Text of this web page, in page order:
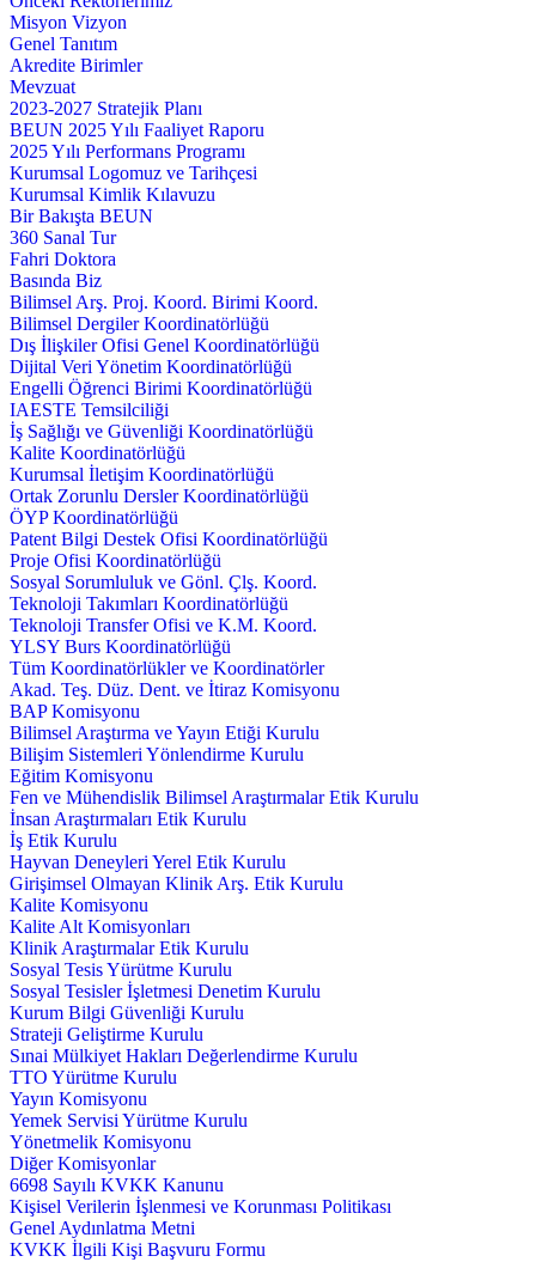
Misyon Vizyon
Genel Tanıtım
Akredite Birimler
Mevzuat
2023-2027 Stratejik Planı
BEUN 2025 Yılı Faaliyet Raporu
2025 Yılı Performans Programı
Kurumsal Logomuz ve Tarihçesi
Kurumsal Kimlik Kılavuzu
Bir Bakışta BEUN
360 Sanal Tur
Fahri Doktora
Basında Biz
Bilimsel Arş. Proj. Koord. Birimi Koord.
Bilimsel Dergiler Koordinatörlüğü
Dış İlişkiler Ofisi Genel Koordinatörlüğü
Dijital Veri Yönetim Koordinatörlüğü
Engelli Öğrenci Birimi Koordinatörlüğü
IAESTE Temsilciliği
İş Sağlığı ve Güvenliği Koordinatörlüğü
Kalite Koordinatörlüğü
Kurumsal İletişim Koordinatörlüğü
Ortak Zorunlu Dersler Koordinatörlüğü
ÖYP Koordinatörlüğü
Patent Bilgi Destek Ofisi Koordinatörlüğü
Proje Ofisi Koordinatörlüğü
Sosyal Sorumluluk ve Gönl. Çlş. Koord.
Teknoloji Takımları Koordinatörlüğü
Teknoloji Transfer Ofisi ve K.M. Koord.
YLSY Burs Koordinatörlüğü
Tüm Koordinatörlükler ve Koordinatörler
Akad. Teş. Düz. Dent. ve İtiraz Komisyonu
BAP Komisyonu
Bilimsel Araştırma ve Yayın Etiği Kurulu
Bilişim Sistemleri Yönlendirme Kurulu
Eğitim Komisyonu
Fen ve Mühendislik Bilimsel Araştırmalar Etik Kurulu
İnsan Araştırmaları Etik Kurulu
İş Etik Kurulu
Hayvan Deneyleri Yerel Etik Kurulu
Girişimsel Olmayan Klinik Arş. Etik Kurulu
Kalite Komisyonu
Kalite Alt Komisyonları
Klinik Araştırmalar Etik Kurulu
Sosyal Tesis Yürütme Kurulu
Sosyal Tesisler İşletmesi Denetim Kurulu
Kurum Bilgi Güvenliği Kurulu
Strateji Geliştirme Kurulu
Sınai Mülkiyet Hakları Değerlendirme Kurulu
TTO Yürütme Kurulu
Yayın Komisyonu
Yemek Servisi Yürütme Kurulu
Yönetmelik Komisyonu
Diğer Komisyonlar
6698 Sayılı KVKK Kanunu
Kişisel Verilerin İşlenmesi ve Korunması Politikası
Genel Aydınlatma Metni
KVKK İlgili Kişi Başvuru Formu